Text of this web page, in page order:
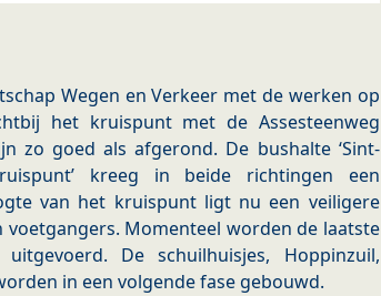
Wegen en Verkeer met de werken op
het kruispunt met de Assesteenweg
zo goed als afgerond. De bushalte ‘Sint-
kreeg in beide richtingen een
van het kruispunt ligt nu een veiligere
Momenteel worden de laatste
De schuilhuisjes, Hoppinzuil,
in een volgende fase gebouwd.